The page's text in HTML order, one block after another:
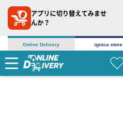
アプリに切り替えてみませ
んか？
Online Delivery ignica store